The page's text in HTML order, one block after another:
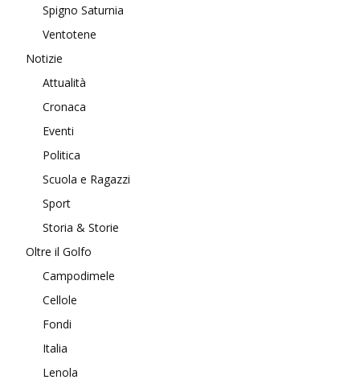
Spigno Saturnia
Ventotene
Notizie
Attualità
Cronaca
Eventi
Politica
Scuola e Ragazzi
Sport
Storia & Storie
Oltre il Golfo
Campodimele
Cellole
Fondi
Italia
Lenola